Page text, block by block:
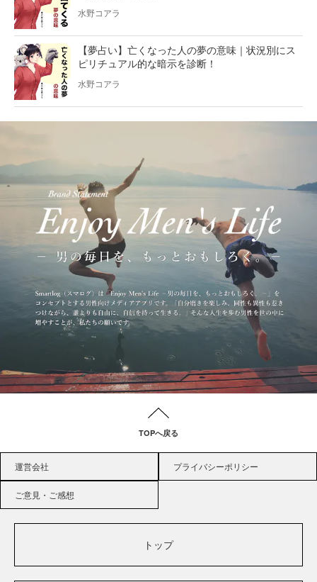
水野コアラ
【夢占い】亡くなった人の夢の意味｜状況別にス
ピリチュアル的な暗示を診断！
水野コアラ
TOPへ戻る
運営会社 プライバシーポリシー
ご意見・ご感想
トップ